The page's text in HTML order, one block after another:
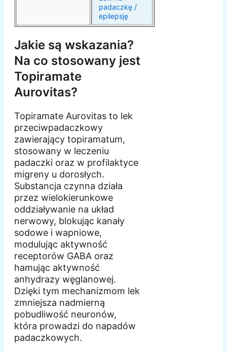
padaczkę /
epilepsję
Jakie są wskazania?
Na co stosowany jest
Topiramate
Aurovitas?
Topiramate Aurovitas to lek
przeciwpadaczkowy
zawierający topiramatum,
stosowany w leczeniu
padaczki oraz w profilaktyce
migreny u dorosłych.
Substancja czynna działa
przez wielokierunkowe
oddziaływanie na układ
nerwowy, blokując kanały
sodowe i wapniowe,
modulując aktywność
receptorów GABA oraz
hamując aktywność
anhydrazy węglanowej.
Dzięki tym mechanizmom lek
zmniejsza nadmierną
pobudliwość neuronów,
która prowadzi do napadów
padaczkowych.